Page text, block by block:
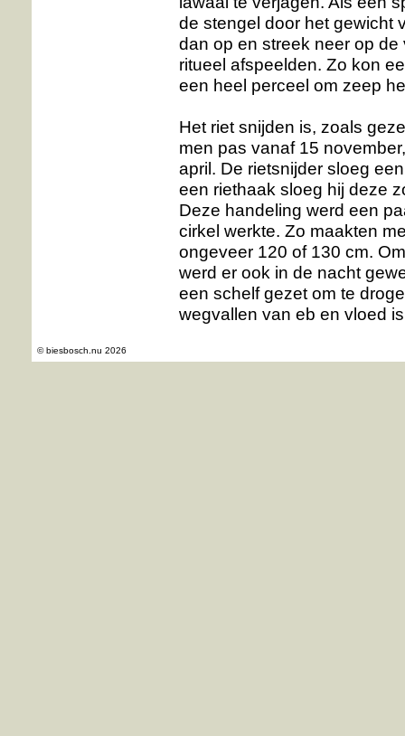
de stengel door het gewicht
dan op en streek neer op
ritueel afspeelden. Zo kon
een heel perceel om zeep
Het riet snijden is, zoals
men pas vanaf 15
april. De rietsnijder sloeg
een riethaak sloeg hij deze
Deze handeling werd een
cirkel werkte. Zo maakten
ongeveer 120 of 130 cm.
werd er ook in de nacht
een schelf gezet om te
wegvallen van eb en vloed
© biesbosch.nu 2026